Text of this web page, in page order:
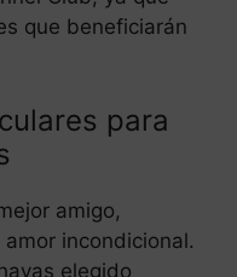
que beneficiarán
para
amigo,
incondicional.
elegido